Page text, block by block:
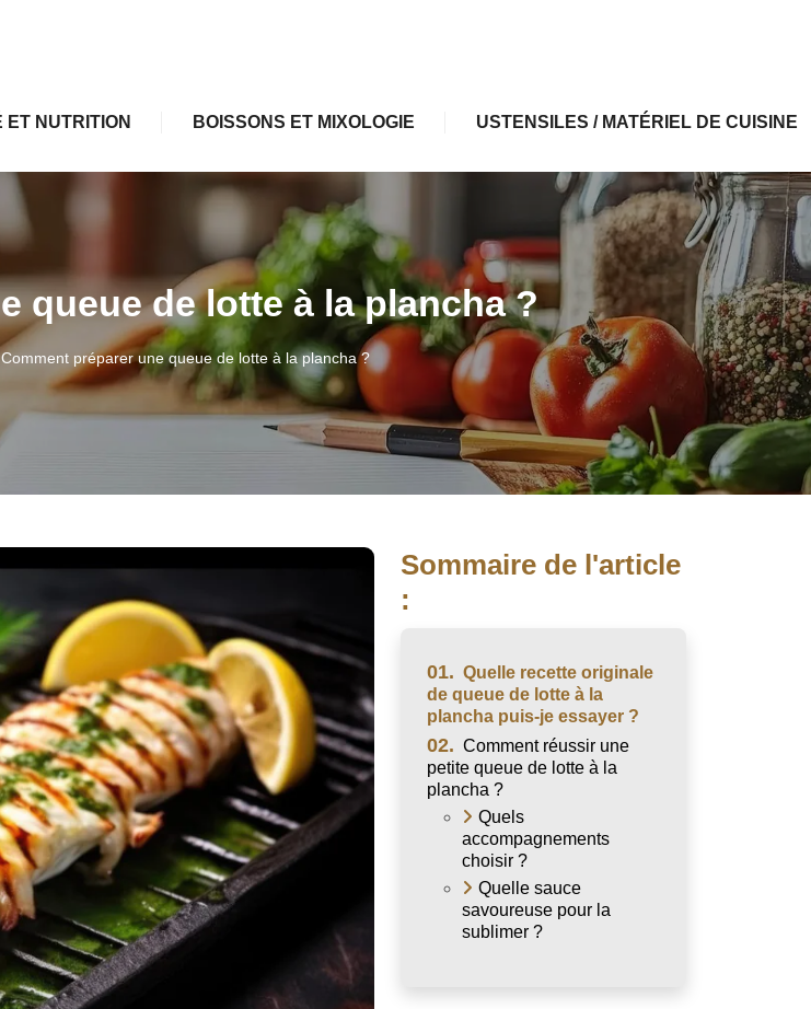
ET NUTRITION BOISSONS ET MIXOLOGIE USTENSILES / MATÉRIEL DE CUISINE
queue de lotte à la plancha ?
Comment préparer une queue de lotte à la plancha ?
Sommaire de l'article
:
01. Quelle recette originale
de queue de lotte à la
plancha puis-je essayer ?
02. Comment réussir une
petite queue de lotte à la
plancha ?
Quels
accompagnements
choisir ?
Quelle sauce
savoureuse pour la
sublimer ?